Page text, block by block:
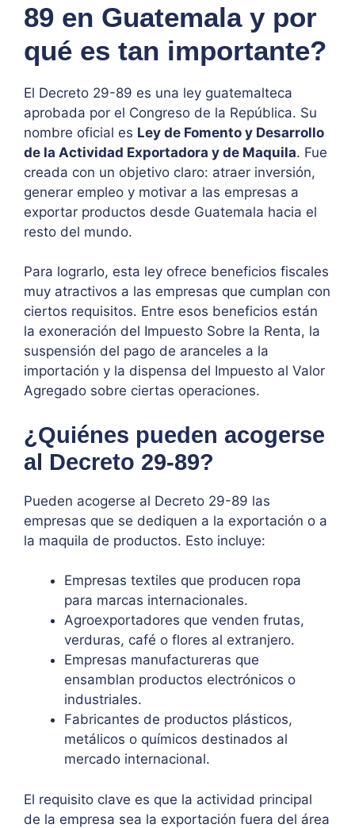
89 en Guatemala y por
qué es tan importante?
El Decreto 29-89 es una ley guatemalteca
aprobada por el Congreso de la República. Su
nombre oficial es Ley de Fomento y Desarrollo
de la Actividad Exportadora y de Maquila. Fue
creada con un objetivo claro: atraer inversión,
generar empleo y motivar a las empresas a
exportar productos desde Guatemala hacia el
resto del mundo.
Para lograrlo, esta ley ofrece beneficios fiscales
muy atractivos a las empresas que cumplan con
ciertos requisitos. Entre esos beneficios están
la exoneración del Impuesto Sobre la Renta, la
suspensión del pago de aranceles a la
importación y la dispensa del Impuesto al Valor
Agregado sobre ciertas operaciones.
¿Quiénes pueden acogerse
al Decreto 29-89?
Pueden acogerse al Decreto 29-89 las
empresas que se dediquen a la exportación o a
la maquila de productos. Esto incluye:
Empresas textiles que producen ropa
para marcas internacionales.
Agroexportadores que venden frutas,
verduras, café o flores al extranjero.
Empresas manufactureras que
ensamblan productos electrónicos o
industriales.
Fabricantes de productos plásticos,
metálicos o químicos destinados al
mercado internacional.
El requisito clave es que la actividad principal
de la empresa sea la exportación fuera del área